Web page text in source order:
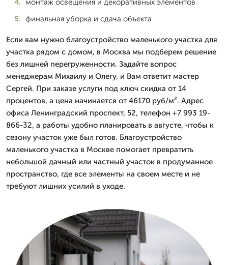
монтаж освещения и декоративных элементов
финальная уборка и сдача объекта
Если вам нужно благоустройство маленького участка для
участка рядом с домом, в Москва мы подберем решение
без лишней перегруженности. Задайте вопрос
менеджерам Михаилу и Олегу, и Вам ответит мастер
Сергей. При заказе услуги под ключ скидка от 14
процентов, а цена начинается от 46170 руб/м². Адрес
офиса Ленинградский проспект, 52, телефон +7 993 19-
866-32, а работы удобно планировать в августе, чтобы к
сезону участок уже был готов. Благоустройство
маленького участка в Москве помогает превратить
небольшой дачный или частный участок в продуманное
пространство, где все элементы на своем месте и не
требуют лишних усилий в уходе.